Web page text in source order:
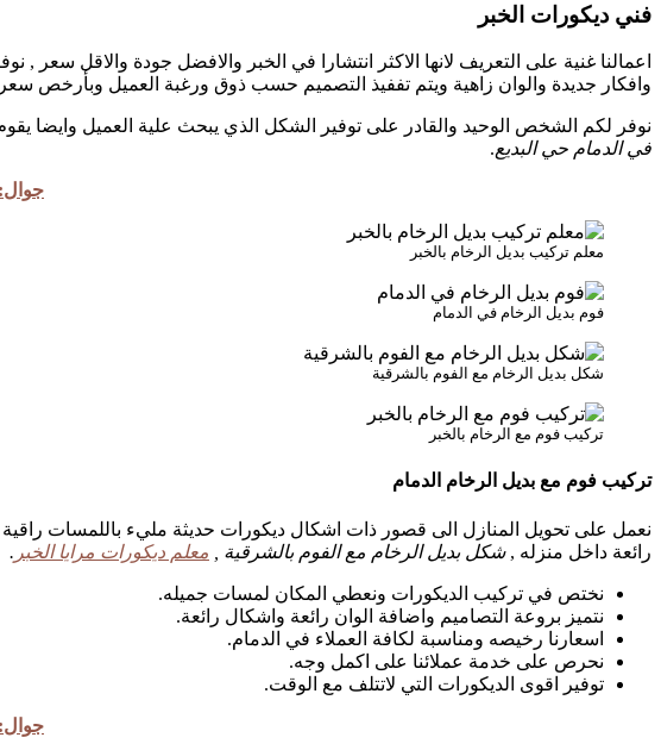
فني ديكورات الخبر
اعمالنا غنية على التعريف لانها الاكثر انتشارا في الخبر والافضل جودة والاقل
وافكار جديدة والوان زاهية ويتم تففيذ التصميم حسب ذوق ورغبة العميل وبأرخص
نوفر لكم الشخص الوحيد والقادر على توفير الشكل الذي يبحث علية العميل وايضا
في الدمام حي البديع.
جوال: 0563638058
معلم تركيب بديل الرخام بالخبر
فوم بديل الرخام في الدمام
شكل بديل الرخام مع الفوم بالشرقية
تركيب فوم مع الرخام بالخبر
تركيب فوم مع بديل الرخام الدمام
نعمل على تحويل المنازل الى قصور ذات اشكال ديكورات حديثة مليء باللمسات
رائعة داخل منزله ,شكل بديل الرخام مع الفوم بالشرقية , معلم ديكورات مرايا الخبر .
نختص في تركيب الديكورات ونعطي المكان لمسات جميله.
نتميز بروعة التصاميم واضافة الوان رائعة واشكال رائعة.
اسعارنا رخيصه ومناسبة لكافة العملاء في الدمام.
نحرص على خدمة عملائنا على اكمل وجه.
توفير اقوى الديكورات التي لاتتلف مع الوقت.
جوال: 0563638058